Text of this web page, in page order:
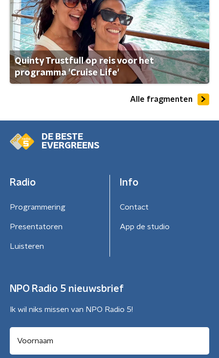
Quinty Trustfull op reis voor het
programma 'Cruise Life'
Alle fragmenten
DE BESTE
EVERGREENS
Radio
Programmering
Presentatoren
Luisteren
Info
Contact
App de studio
NPO Radio 5 nieuwsbrief
Ik wil niks missen van NPO Radio 5!